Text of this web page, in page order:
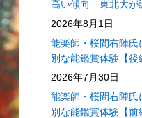
高い傾向 東北大が
2026年8月1日
能楽師・桜間右陣
別な能鑑賞体験【後
2026年7月30日
能楽師・桜間右陣
別な能鑑賞体験【前